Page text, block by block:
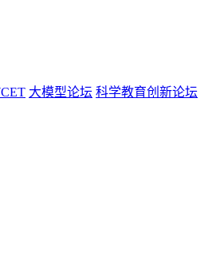
大模型论坛 科学教育创新论坛